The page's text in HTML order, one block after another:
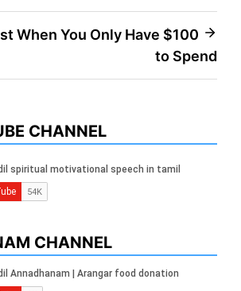
When You Only Have $100
to Spend
CHANNEL
CHANNEL